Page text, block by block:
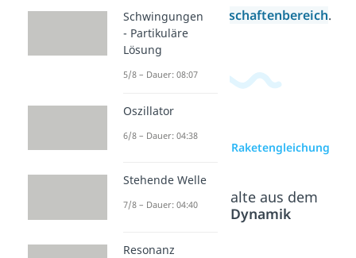
Ingenieurwissenschaftenbereich.
zur Videoseite: Raketengleichung
Beliebte Inhalte aus dem
Bereich Dynamik
Schwingungen
- Partikuläre
Lösung
5/8 – Dauer: 08:07
Oszillator
6/8 – Dauer: 04:38
Stehende Welle
7/8 – Dauer: 04:40
Resonanz